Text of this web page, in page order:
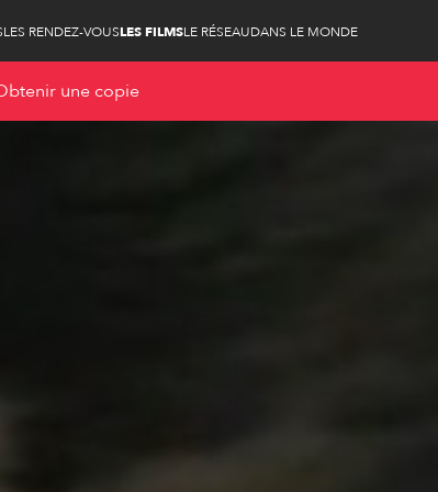
LES RENDEZ-VOUSLES FILMSLE RÉSEAUDANS LE MONDE
une copie